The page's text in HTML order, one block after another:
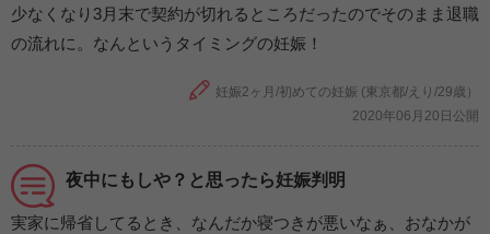
少なくなり3月末で契約が切れるところだったのでそのまま退職
の流れに。なんというタイミングの妊娠！
妊娠2ヶ月/初めての妊娠 (東京都/えり/29歳）
2020年06月20日公開
夜中にもしや？と思ったら妊娠判明
実家に帰省してるとき、なんだか寝つきが悪いなぁ、おなかが